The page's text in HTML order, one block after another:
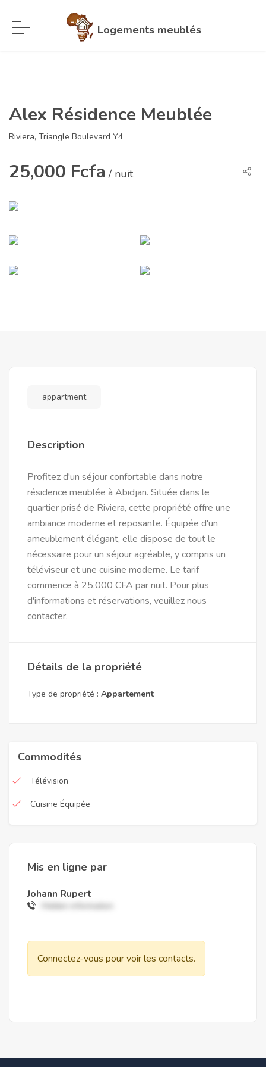
Logements meublés
Alex Résidence Meublée
Riviera, Triangle Boulevard Y4
25,000 Fcfa / nuit
appartment
Description
Profitez d'un séjour confortable dans notre
résidence meublée à Abidjan. Située dans le
quartier prisé de Riviera, cette propriété offre une
ambiance moderne et reposante. Équipée d'un
ameublement élégant, elle dispose de tout le
nécessaire pour un séjour agréable, y compris un
téléviseur et une cuisine moderne. Le tarif
commence à 25,000 CFA par nuit. Pour plus
d'informations et réservations, veuillez nous
contacter.
Détails de la propriété
Type de propriété : Appartement
Commodités
Télévision
Cuisine Équipée
Mis en ligne par
Johann Rupert
Connectez-vous pour voir les contacts.